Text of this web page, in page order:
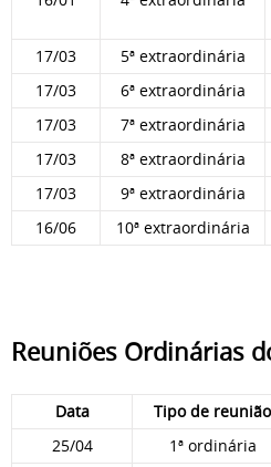
17/03
5ª extraordinária
17/03
6ª extraordinária
17/03
7ª extraordinária
17/03
8ª extraordinária
17/03
9ª extraordinária
16/06
10ª extraordinária
Reuniões Ordinárias
Data Tipo de reunião
25/04
1ª ordinária